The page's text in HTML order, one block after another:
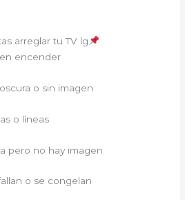
arreglar tu TV lg
encender
o sin imagen
o líneas
pero no hay imagen
o se congelan